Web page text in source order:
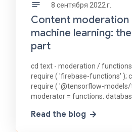
Content moderation
machine learning:
part
cd text - moderation /
require ( 'firebase-functions' );
require ( '@tensorflow-models/
moderator = functions.
snapshot,
8 сентября 2022 г.
Read the blog